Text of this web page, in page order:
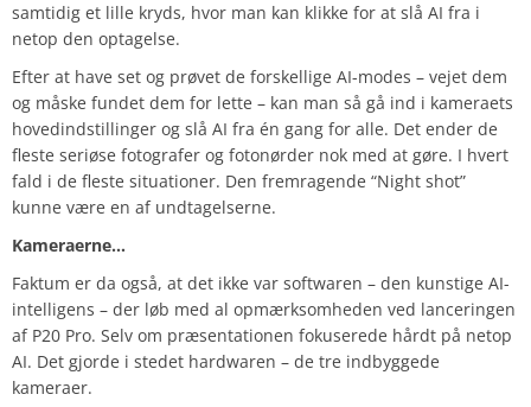
samtidig et lille kryds, hvor man kan klikke for at slå AI fra i
netop den optagelse.
Efter at have set og prøvet de forskellige AI-modes – vejet dem
og måske fundet dem for lette – kan man så gå ind i kameraets
hovedindstillinger og slå AI fra én gang for alle. Det ender de
fleste seriøse fotografer og fotonørder nok med at gøre. I hvert
fald i de fleste situationer. Den fremragende “Night shot”
kunne være en af undtagelserne.
Kameraerne…
Faktum er da også, at det ikke var softwaren – den kunstige AI-
intelligens – der løb med al opmærksomheden ved lanceringen
af P20 Pro. Selv om præsentationen fokuserede hårdt på netop
AI. Det gjorde i stedet hardwaren – de tre indbyggede
kameraer.